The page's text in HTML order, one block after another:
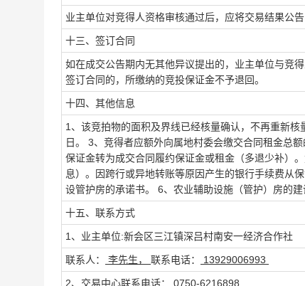
业主单位对竞得人资格审核通过后，应将交易结果公
十三、签订合同
如在成交公告期内无其他异议提出的，业主单位与竞
签订合同的，所缴纳的竞投保证金不予退回。
十四、其他信息
1、该竞拍物的面积及界线已经核量确认，不再重新
日。 3、竞得者应额外向属地村委会缴交合同租金总
保证金转为成交合同履约保证金或租金（多退少补）
息）。因跨行或异地转账等原因产生的银行手续费从
设管护房的承诺书。 6、农业辅助设施（管护）房的
十五、联系方式
1、业主单位:新会区三江镇深吕村南安一经济合作社
联系人： 李先生， 联系电话： 13929006993
2、交易中心联系电话： 0750-6216898